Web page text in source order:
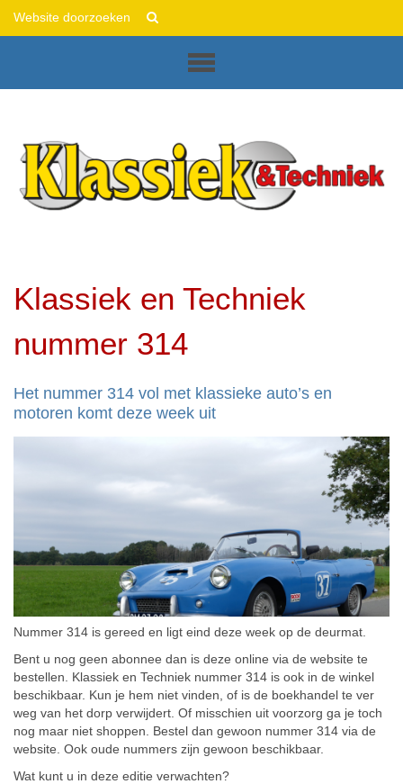
Zoek
Geavanceerd
Klassiek en Techniek
nummer 314
Het nummer 314 vol met klassieke auto’s en
motoren komt deze week uit
Nummer 314 is gereed en ligt eind deze week op de deurmat.
Bent u nog geen abonnee dan is deze online via de website te
bestellen. Klassiek en Techniek nummer 314 is ook in de winkel
beschikbaar. Kun je hem niet vinden, of is de boekhandel te ver
weg van het dorp verwijdert. Of misschien uit voorzorg ga je toch
nog maar niet shoppen. Bestel dan gewoon nummer 314 via de
website. Ook oude nummers zijn gewoon beschikbaar.
Wat kunt u in deze editie verwachten?